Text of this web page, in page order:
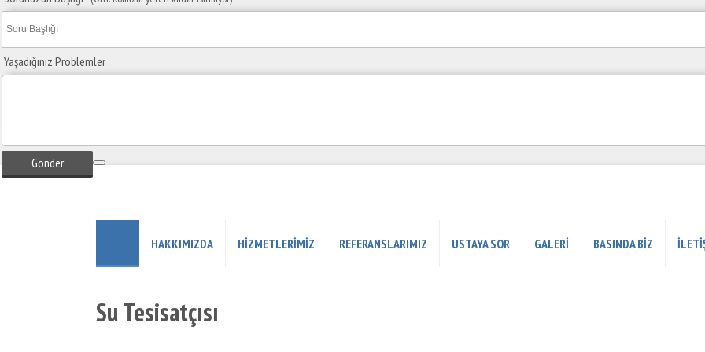
Yaşadığınız Problemler
Gönder
HAKKIMIZDA HIZMETLERIMIZ REFERANSLARIMIZ USTAYA SOR GALERİ BASINDA BİZ
Su Tesisatçısı